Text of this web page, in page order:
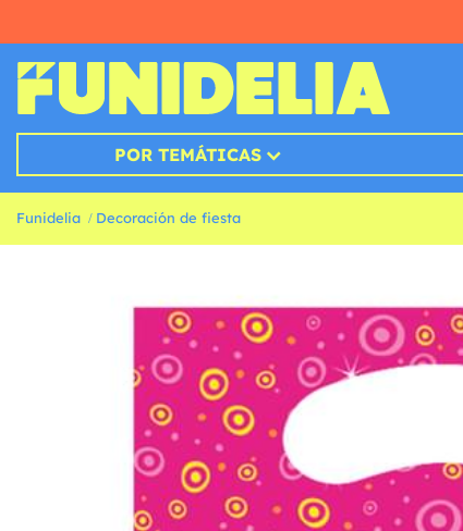
POR TEMÁTICAS
Funidelia Decoración de fiesta